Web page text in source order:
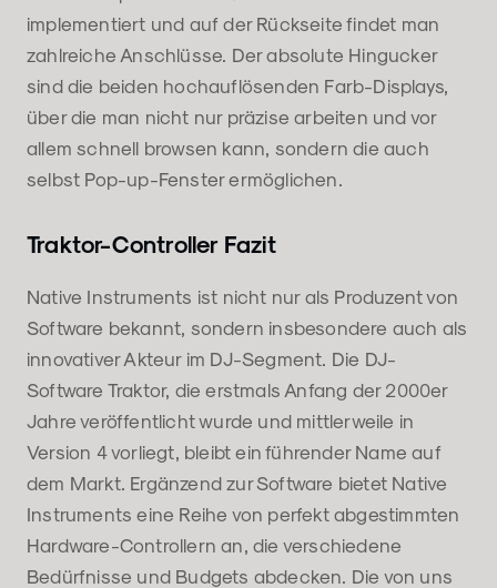
implementiert und auf der Rückseite findet man
zahlreiche Anschlüsse. Der absolute Hingucker
sind die beiden hochauflösenden Farb-Displays,
über die man nicht nur präzise arbeiten und vor
allem schnell browsen kann, sondern die auch
selbst Pop-up-Fenster ermöglichen.
Traktor-Controller Fazit
Native Instruments ist nicht nur als Produzent von
Software bekannt, sondern insbesondere auch als
innovativer Akteur im DJ-Segment. Die DJ-
Software Traktor, die erstmals Anfang der 2000er
Jahre veröffentlicht wurde und mittlerweile in
Version 4 vorliegt, bleibt ein führender Name auf
dem Markt. Ergänzend zur Software bietet Native
Instruments eine Reihe von perfekt abgestimmten
Hardware-Controllern an, die verschiedene
Bedürfnisse und Budgets abdecken. Die von uns